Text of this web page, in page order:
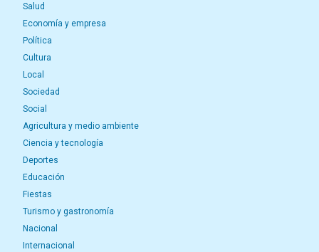
Salud
Economía y empresa
Política
Cultura
Local
Sociedad
Social
Agricultura y medio ambiente
Ciencia y tecnología
Deportes
Educación
Fiestas
Turismo y gastronomía
Nacional
Internacional